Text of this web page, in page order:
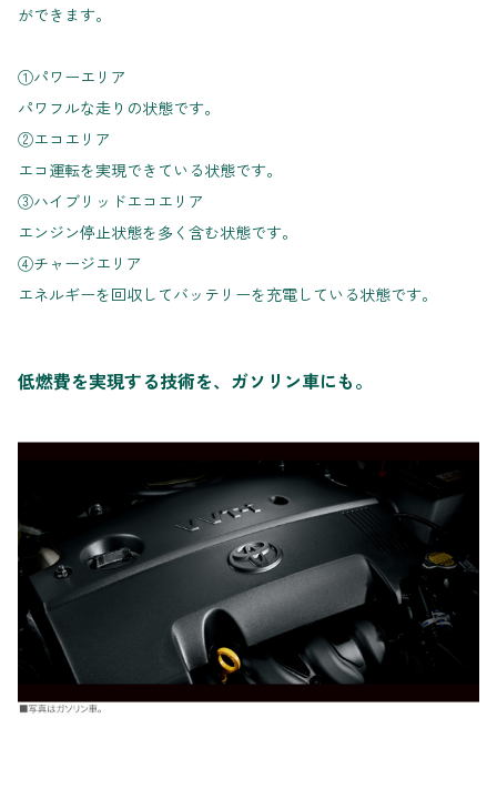
ができます。
①パワーエリア
パワフルな走りの状態です。
②エコエリア
エコ運転を実現できている状態です。
③ハイブリッドエコエリア
エンジン停止状態を多く含む状態です。
④チャージエリア
エネルギーを回収してバッテリーを充電している状態です。
低燃費を実現する技術を、ガソリン車にも。